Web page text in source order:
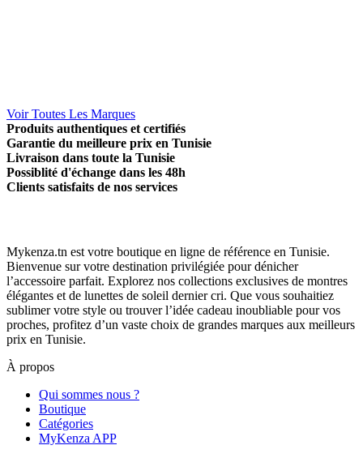
Voir Toutes Les Marques
Produits authentiques et certifiés
Garantie du meilleure prix en Tunisie
Livraison dans toute la Tunisie
Possiblité d'échange dans les 48h
Clients satisfaits de nos services
Mykenza.tn est votre boutique en ligne de référence en Tunisie.
Bienvenue sur votre destination privilégiée pour dénicher
l’accessoire parfait. Explorez nos collections exclusives de montres
élégantes et de lunettes de soleil dernier cri. Que vous souhaitiez
sublimer votre style ou trouver l’idée cadeau inoubliable pour vos
proches, profitez d’un vaste choix de grandes marques aux meilleurs
prix en Tunisie.
À propos
Qui sommes nous ?
Boutique
Catégories
MyKenza APP